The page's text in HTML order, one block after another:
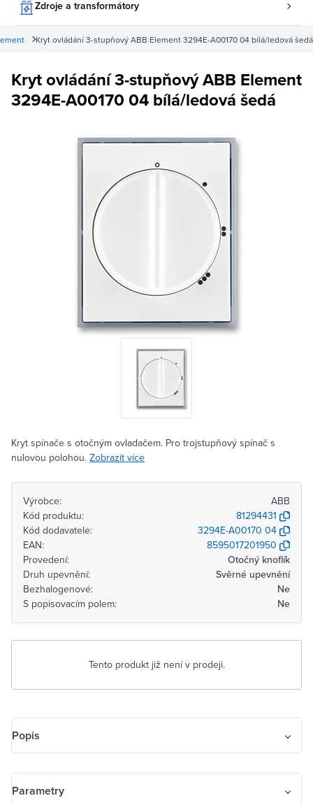
Zdroje a transformátory
Kryt ovládání 3-stupňový ABB Element 3294E-A00170 04 bílá/ledová šedá
Kryt ovládání 3-stupňový ABB Element
3294E-A00170 04 bílá/ledová šedá
Kryt spínače s otočným ovladačem. Pro trojstupňový spínač s
nulovou polohou. Zobrazit více
Výrobce:
ABB
Kód produktu:
81294431
Kód dodavatele:
3294E-A00170 04
EAN:
8595017201950
Provedení:
Otočný knoflík
Druh upevnění:
Svěrné upevnění
Bezhalogenové:
Ne
S popisovacím polem:
Ne
Tento produkt již není v prodeji.
Popis
nulovou polohou.
Parametry